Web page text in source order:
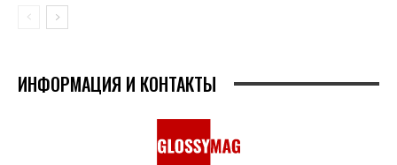
ИНФОРМАЦИЯ И КОНТАКТЫ